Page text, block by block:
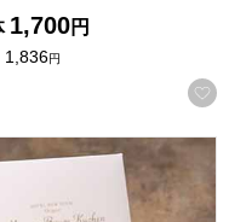
りに登録する
1,700円
1,836円
クーヘン6個入り(プレ
ルニューオータニ マロ